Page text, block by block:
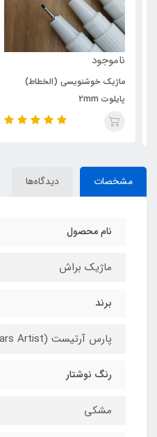
ناموجود
ماژیک خوشنویسی (الخطاط)
پایلوت 2mm
مشخصات دیدگاه‌ها
نام محصول
ماژیک براش
برند
پارس آرتیست (Pars Artist)
رنگ نوشتار
مشکی